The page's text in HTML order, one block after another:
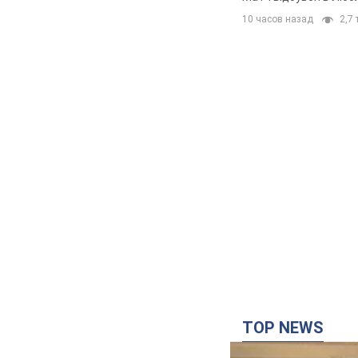
10 часов назад 2,7
TOP NEWS